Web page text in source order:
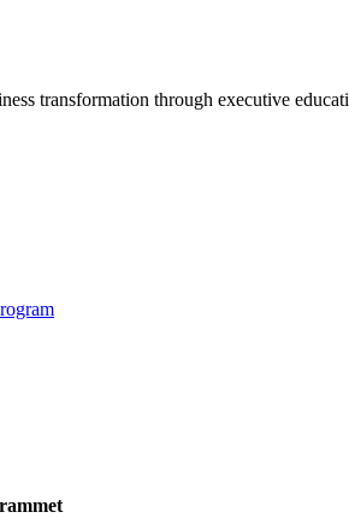
transformation through executive